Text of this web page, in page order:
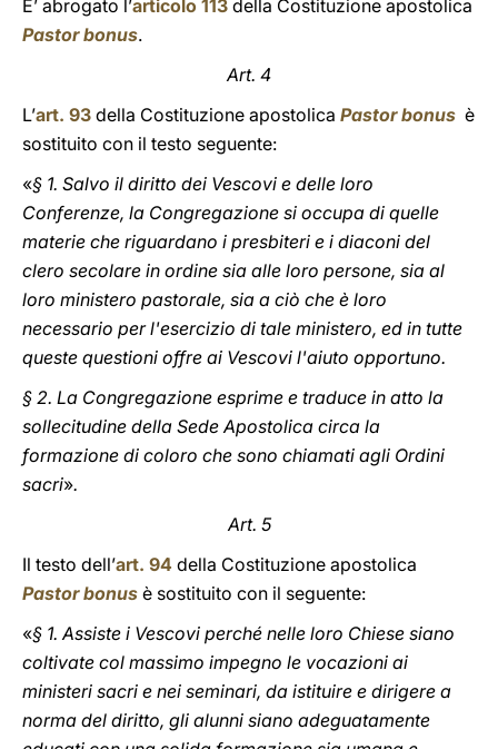
E’ abrogato l’articolo 113 della Costituzione apostolica
Pastor bonus.
Art. 4
L’art. 93 della Costituzione apostolica Pastor bonus è
sostituito con il testo seguente:
«§ 1. Salvo il diritto dei Vescovi e delle loro
Conferenze, la Congregazione si occupa di quelle
materie che riguardano i presbiteri e i diaconi del
clero secolare in ordine sia alle loro persone, sia al
loro ministero pastorale, sia a ciò che è loro
necessario per l'esercizio di tale ministero, ed in tutte
queste questioni offre ai Vescovi l'aiuto opportuno.
§ 2. La Congregazione esprime e traduce in atto la
sollecitudine della Sede Apostolica circa la
formazione di coloro che sono chiamati agli Ordini
sacri».
Art. 5
Il testo dell’art. 94 della Costituzione apostolica
Pastor bonus è sostituito con il seguente:
«§ 1. Assiste i Vescovi perché nelle loro Chiese siano
coltivate col massimo impegno le vocazioni ai
ministeri sacri e nei seminari, da istituire e dirigere a
norma del diritto, gli alunni siano adeguatamente